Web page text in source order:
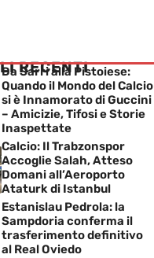
RECENTI
Da Sarri alla Pistoiese:
Quando il Mondo del Calcio
si è Innamorato di Guccini
– Amicizie, Tifosi e Storie
Inaspettate
Calcio: Il Trabzonspor
Accoglie Salah, Atteso
Domani all’Aeroporto
Ataturk di Istanbul
Estanislau Pedrola: la
Sampdoria conferma il
trasferimento definitivo
al Real Oviedo